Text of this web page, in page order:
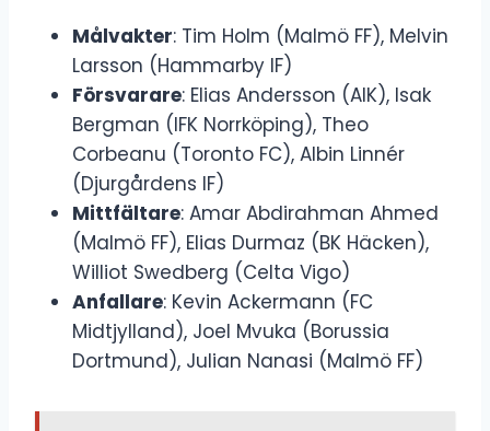
Målvakter: Tim Holm (Malmö FF), Melvin
Larsson (Hammarby IF)
Försvarare: Elias Andersson (AIK), Isak
Bergman (IFK Norrköping), Theo
Corbeanu (Toronto FC), Albin Linnér
(Djurgårdens IF)
Mittfältare: Amar Abdirahman Ahmed
(Malmö FF), Elias Durmaz (BK Häcken),
Williot Swedberg (Celta Vigo)
Anfallare: Kevin Ackermann (FC
Midtjylland), Joel Mvuka (Borussia
Dortmund), Julian Nanasi (Malmö FF)